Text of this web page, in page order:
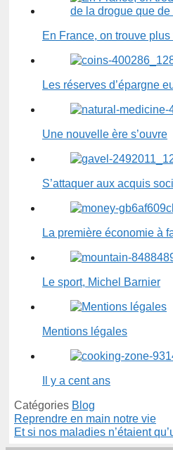
En France, on trouve
Les réserves d’épargne
Une nouvelle ère s’ouvre
S’attaquer aux acquis
La première économie à
Le sport, Michel Barnier
Mentions légales
Il y a cent ans
Catégories Blog
Reprendre en main notre vie
Et si nos maladies n’étaient